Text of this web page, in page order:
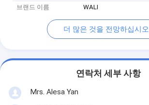
브랜드 이름
WALI
더 많은 것을 전망하십시오
연락처 세부 사항
Mrs. Alesa Yan